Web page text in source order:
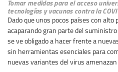
Tomar medidas para el acceso
tecnologías y vacunas contra la
Dado que unos pocos países con
acaparando gran parte del
se ve obligado a hacer frente a
sin herramientas esenciales para
nuevas variantes del virus